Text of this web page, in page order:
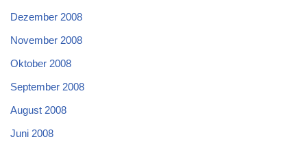
Dezember 2008
November 2008
Oktober 2008
September 2008
August 2008
Juni 2008